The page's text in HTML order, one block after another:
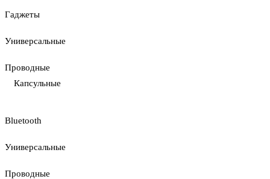
Гаджеты
Универсальные
Проводные
Капсульные
Bluetooth
Универсальные
Проводные